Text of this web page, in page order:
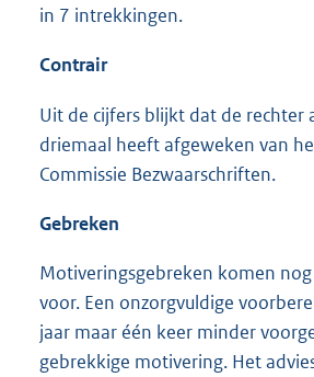
in 7 intrekkingen.
Contrair
Uit de cijfers blijkt dat de rechter
driemaal heeft afgeweken van
Commissie Bezwaarschriften.
Gebreken
Motiveringsgebreken komen
voor. Een onzorgvuldige
jaar maar één keer minder
gebrekkige motivering. Het